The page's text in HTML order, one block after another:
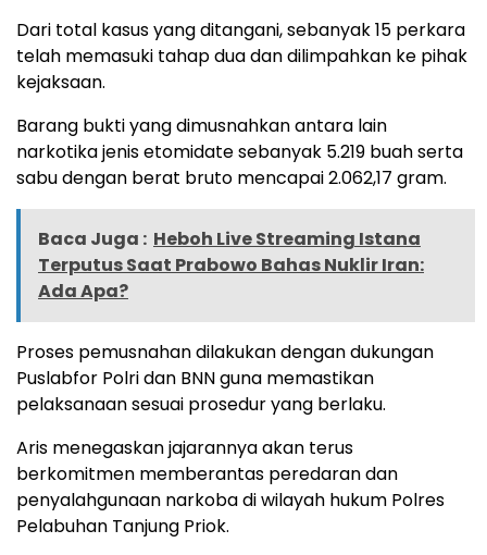
Dari total kasus yang ditangani, sebanyak 15 perkara
telah memasuki tahap dua dan dilimpahkan ke pihak
kejaksaan.
Barang bukti yang dimusnahkan antara lain
narkotika jenis etomidate sebanyak 5.219 buah serta
sabu dengan berat bruto mencapai 2.062,17 gram.
Baca Juga : Heboh Live Streaming Istana
Terputus Saat Prabowo Bahas Nuklir Iran:
Ada Apa?
Proses pemusnahan dilakukan dengan dukungan
Puslabfor Polri dan BNN guna memastikan
pelaksanaan sesuai prosedur yang berlaku.
Aris menegaskan jajarannya akan terus
berkomitmen memberantas peredaran dan
penyalahgunaan narkoba di wilayah hukum Polres
Pelabuhan Tanjung Priok.